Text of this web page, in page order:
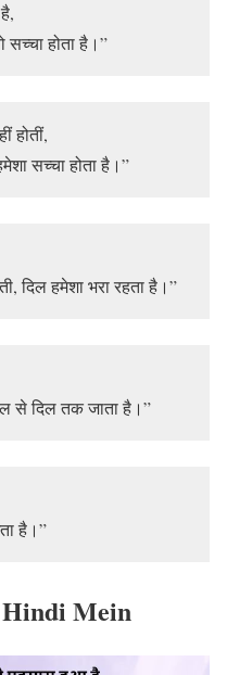
सच्चा होता है।”
होतीं,
सच्चा होता है।”
दिल हमेशा भरा रहता है।”
से दिल तक जाता है।”
है।”
Hindi Mein